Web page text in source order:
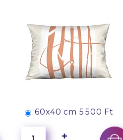
60x40 cm 5 500 Ft